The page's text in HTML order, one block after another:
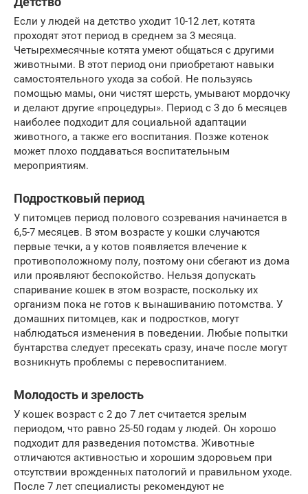
Если у людей на детство уходит 10-12 лет, котята
проходят этот период в среднем за 3 месяца.
Четырехмесячные котята умеют общаться с другими
животными. В этот период они приобретают навыки
самостоятельного ухода за собой. Не пользуясь
помощью мамы, они чистят шерсть, умывают мордочку
и делают другие «процедуры». Период с 3 до 6 месяцев
наиболее подходит для социальной адаптации
животного, а также его воспитания. Позже котенок
может плохо поддаваться воспитательным
мероприятиям.
Подростковый период
У питомцев период полового созревания начинается в
6,5-7 месяцев. В этом возрасте у кошки случаются
первые течки, а у котов появляется влечение к
противоположному полу, поэтому они сбегают из дома
или проявляют беспокойство. Нельзя допускать
спаривание кошек в этом возрасте, поскольку их
организм пока не готов к вынашиванию потомства. У
домашних питомцев, как и подростков, могут
наблюдаться изменения в поведении. Любые попытки
бунтарства следует пресекать сразу, иначе после могут
возникнуть проблемы с перевоспитанием.
Молодость и зрелость
У кошек возраст с 2 до 7 лет считается зрелым
периодом, что равно 25-50 годам у людей. Он хорошо
подходит для разведения потомства. Животные
отличаются активностью и хорошим здоровьем при
отсутствии врожденных патологий и правильном уходе.
После 7 лет специалисты рекомендуют не